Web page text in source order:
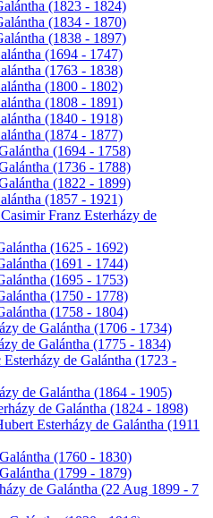
(1823 - 1824)
(1834 - 1870)
(1838 - 1897)
(1694 - 1747)
(1763 - 1838)
(1800 - 1802)
(1808 - 1891)
(1840 - 1918)
(1874 - 1877)
(1694 - 1758)
(1736 - 1788)
(1822 - 1899)
(1857 - 1921)
Franz Esterházy de
(1625 - 1692)
(1691 - 1744)
(1695 - 1753)
(1750 - 1778)
(1758 - 1804)
de Galántha (1706 - 1734)
de Galántha (1775 - 1834)
de Galántha (1723 -
de Galántha (1864 - 1905)
de Galántha (1824 - 1898)
Esterházy de Galántha (1911
(1760 - 1830)
(1799 - 1879)
de Galántha (22 Aug 1899 - 7